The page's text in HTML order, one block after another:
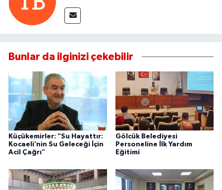
Bunlar da ilginizi çekebilir
Küçükemirler: "Su Hayattır:
Kocaeli’nin Su Geleceği İçin
Acil Çağrı"
Gölcük Belediyesi
Personeline İlk Yardım
Eğitimi